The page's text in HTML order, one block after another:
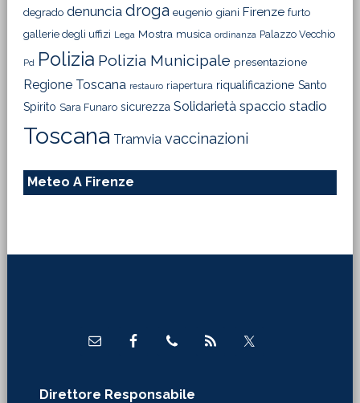
degrado denuncia droga eugenio giani Firenze furto
gallerie degli uffizi Lega Mostra musica ordinanza Palazzo Vecchio
Pd Polizia Polizia Municipale presentazione
Regione Toscana restauro riapertura riqualificazione Santo
Spirito Sara Funaro sicurezza Solidarietà spaccio stadio
Toscana Tramvia vaccinazioni
Meteo A Firenze
Direttore Responsabile